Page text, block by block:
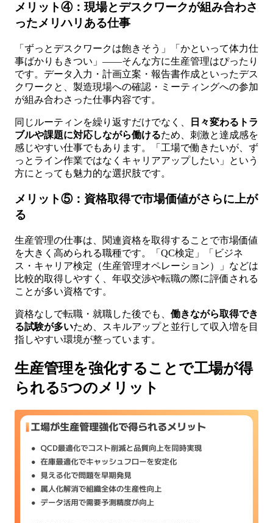
メリット④：現場とデスクワークが組み合わさ
ったメリハリある仕事
「ずっとデスクワークは飽きそう」「かといって体力仕
事ばかりもきつい」——そんな方に生産管理はぴったり
です。データ入力・計画立案・報告書作成といったデス
クワークと、製造現場への確認・ミーティングへの参加
が組み合わさった仕事内容です。
同じルーティンを繰り返すだけでなく、
日々変わるトラ
ブルや課題に対応しながら働けるため、刺激と達成感を
感じやすい仕事でもあります。「工場で働きたいが、ず
っとライン作業ではなくキャリアアップしたい」という
方にとっても魅力的な選択肢です。
メリット⑤：資格取得で市場価値がさらに上が
る
生産管理の仕事は、関連資格を取得することで市場価値
を大きく高められる職種です。「QC検定」「ビジネ
ス・キャリア検定（生産管理オペレーション）」などは
比較的取得しやすく、年収交渉や転職の際に評価される
ことが多い資格です。
資格なしで転職・就職した後でも、 働きながら取得でき
る試験が多いため、スキルアップと並行して収入増を目
指しやすい環境が整っています。
生産管理を強化することで工場が得
られる5つのメリット